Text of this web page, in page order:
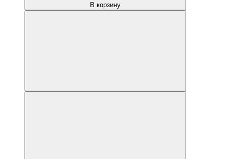
В корзину